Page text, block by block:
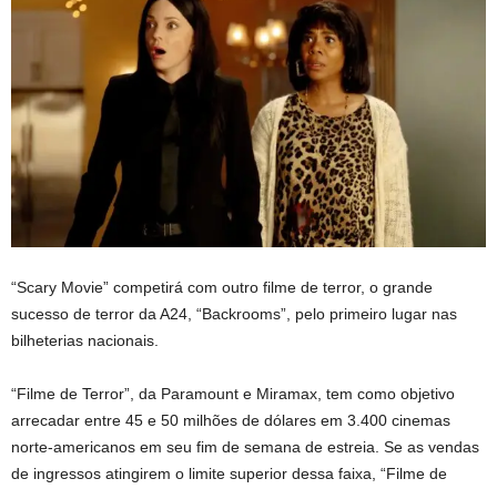
“Scary Movie” competirá com outro filme de terror, o grande
sucesso de terror da A24, “Backrooms”, pelo primeiro lugar nas
bilheterias nacionais.
“Filme de Terror”, da Paramount e Miramax, tem como objetivo
arrecadar entre 45 e 50 milhões de dólares em 3.400 cinemas
norte-americanos em seu fim de semana de estreia. Se as vendas
de ingressos atingirem o limite superior dessa faixa, “Filme de